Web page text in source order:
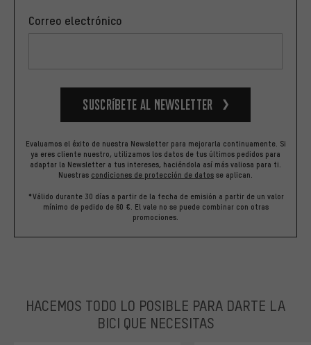
Correo electrónico
Suscríbete al newsletter
Evaluamos el éxito de nuestra Newsletter para mejorarla continuamente. Si
ya eres cliente nuestro, utilizamos los datos de tus últimos pedidos para
adaptar la Newsletter a tus intereses, haciéndola así más valiosa para ti.
Nuestras condiciones de protección de datos se aplican.
*Válido durante 30 días a partir de la fecha de emisión a partir de un valor
mínimo de pedido de 60 €. El vale no se puede combinar con otras
promociones.
HACEMOS TODO LO POSIBLE PARA DARTE LA
BICI QUE NECESITAS